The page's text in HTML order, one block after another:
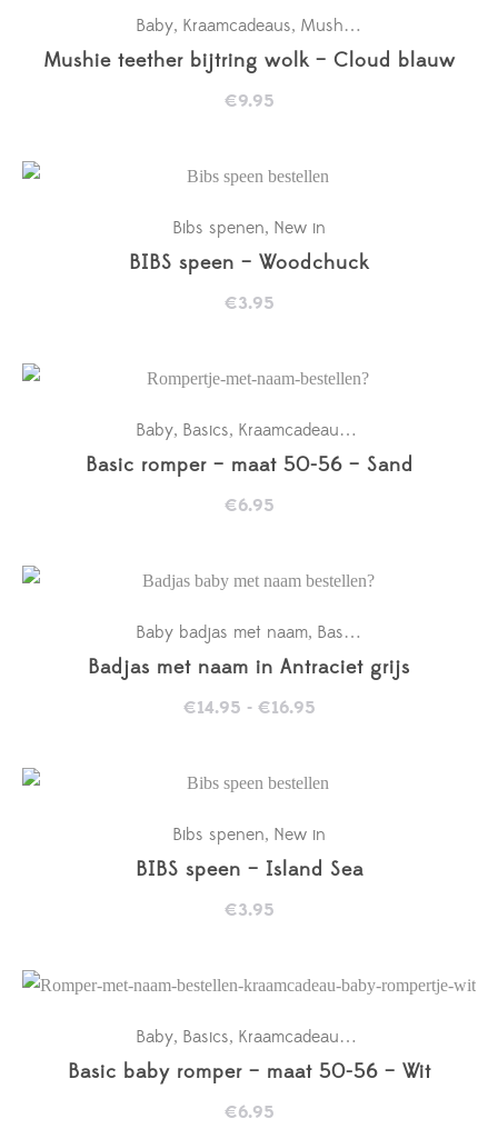
Baby, Kraamcadeaus, Mushie ,
Mushie teether bijtring wolk – Cloud blauw
€9.95
Bibs spenen, New in
BIBS speen – Woodchuck
€3.95
Baby, Basics, Kraamcadeaus ,
Basic romper – maat 50-56 – Sand
€6.95
Baby badjas met naam, Basics
Badjas met naam in Antraciet grijs
€14.95 - €16.95Prijsklasse:
Bibs spenen, New in
BIBS speen – Island Sea
€3.95
Baby, Basics, Kraamcadeaus ,
Basic baby romper – maat 50-56 – Wit
€6.95